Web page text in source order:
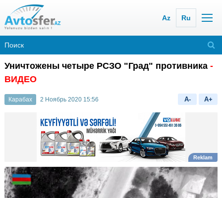
Az Ru
Уничтожены четыре РСЗО "Град" противника -
ВИДЕО
Карабах 2 Ноябрь 2020 15:56 A- A+